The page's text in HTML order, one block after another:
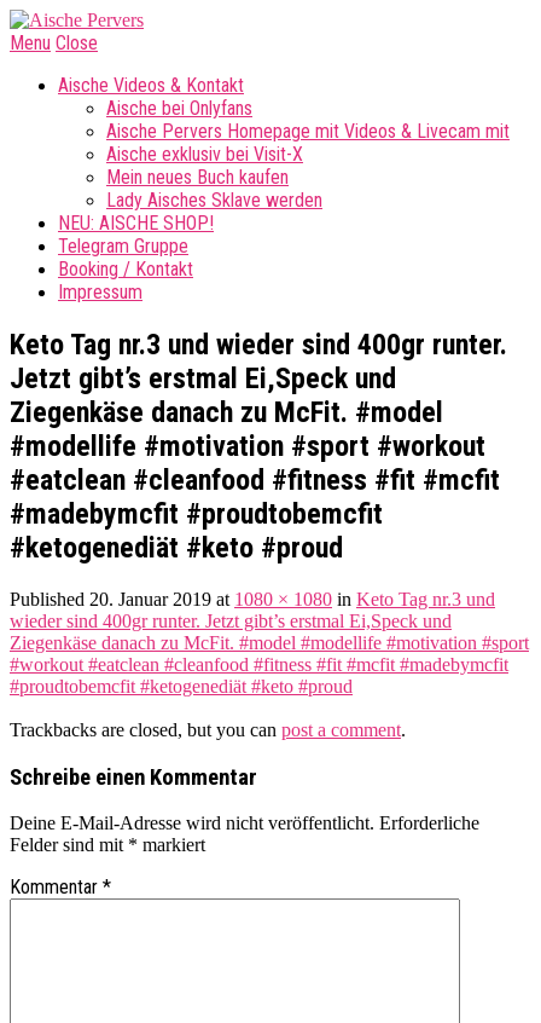
Menu Close
Aische Videos & Kontakt
Aische bei Onlyfans
Aische Pervers Homepage mit Videos & Livecam mit
Aische exklusiv bei Visit-X
Mein neues Buch kaufen
Lady Aisches Sklave werden
NEU: AISCHE SHOP!
Telegram Gruppe
Booking / Kontakt
Impressum
Keto Tag nr.3 und wieder sind 400gr runter.
Jetzt gibt’s erstmal Ei,Speck und
Ziegenkäse danach zu McFit. #model
#modellife #motivation #sport #workout
#eatclean #cleanfood #fitness #fit #mcfit
#madebymcfit #proudtobemcfit
#ketogenediät #keto #proud
Published 20. Januar 2019 at 1080 × 1080 in Keto Tag nr.3 und
wieder sind 400gr runter. Jetzt gibt’s erstmal Ei,Speck und
Ziegenkäse danach zu McFit. #model #modellife #motivation #sport
#workout #eatclean #cleanfood #fitness #fit #mcfit #madebymcfit
#proudtobemcfit #ketogenediät #keto #proud
Trackbacks are closed, but you can post a comment.
Schreibe einen Kommentar
Deine E-Mail-Adresse wird nicht veröffentlicht. Erforderliche
Felder sind mit * markiert
Kommentar *